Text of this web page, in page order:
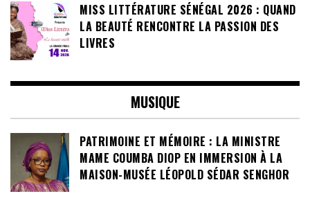
MISS LITTÉRATURE SÉNÉGAL 2026 : QUAND
LA BEAUTÉ RENCONTRE LA PASSION DES
LIVRES
MUSIQUE
PATRIMOINE ET MÉMOIRE : LA MINISTRE
MAME COUMBA DIOP EN IMMERSION À LA
MAISON-MUSÉE LÉOPOLD SÉDAR SENGHOR